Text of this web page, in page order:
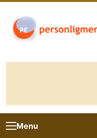
Menu